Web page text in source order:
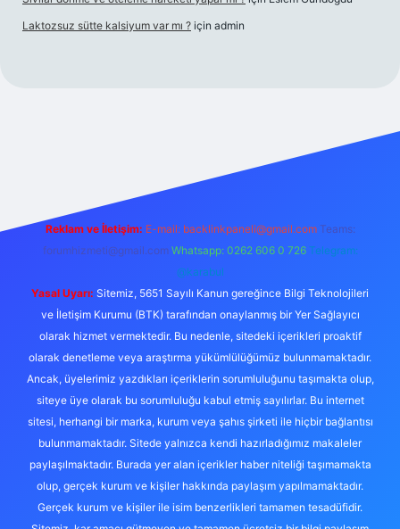
Laktozsuz sütte kalsiyum var mı ? için admin
Reklam ve İletişim: E-mail: backlinkpaneli@gmail.com Teams:
forumhizmeti@gmail.com Whatsapp: 0262 606 0 726 Telegram:
@karabul
Yasal Uyarı: Sitemiz, 5651 Sayılı Kanun gereğince Bilgi Teknolojileri
ve İletişim Kurumu (BTK) tarafından onaylanmış bir Yer Sağlayıcı
olarak hizmet vermektedir. Bu nedenle, sitedeki içerikleri proaktif
olarak denetleme veya araştırma yükümlülüğümüz bulunmamaktadır.
Ancak, üyelerimiz yazdıkları içeriklerin sorumluluğunu taşımakta olup,
siteye üye olarak bu sorumluluğu kabul etmiş sayılırlar. Bu internet
sitesi, herhangi bir marka, kurum veya şahıs şirketi ile hiçbir bağlantısı
bulunmamaktadır. Sitede yalnızca kendi hazırladığımız makaleler
paylaşılmaktadır. Burada yer alan içerikler haber niteliği taşımamakta
olup, gerçek kurum ve kişiler hakkında paylaşım yapılmamaktadır.
Gerçek kurum ve kişiler ile isim benzerlikleri tamamen tesadüfidir.